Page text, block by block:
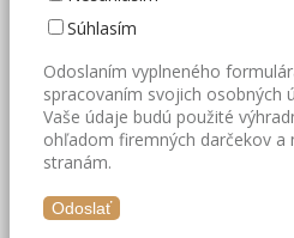
Súhlasím
Odoslaním vyplneného
spracovaním svojich osobných
Vaše údaje budú použité
ohľadom firemných darčekov
stranám.